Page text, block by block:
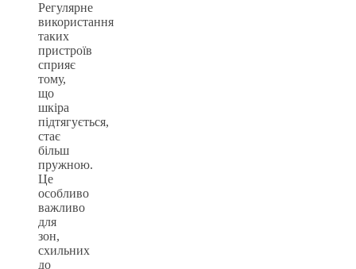
Регулярне
використання
таких
пристроїв
сприяє
тому,
що
шкіра
підтягується,
стає
більш
пружною.
Це
особливо
важливо
для
зон,
схильних
до